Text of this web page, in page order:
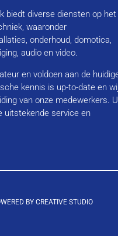
biedt diverse diensten op het
waaronder
onderhoud, domotica,
audio en video.
en voldoen aan de
kennis is up-to-date en
van onze medewerkers. U
uitstekende service en
BY CREATIVE STUDIO